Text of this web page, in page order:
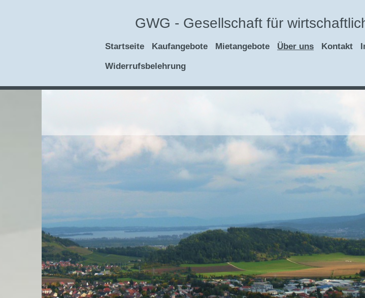
GWG - Gesellschaft für
Startseite Kaufangebote Mietangebote Über uns Kontakt
Widerrufsbelehrung
........Ihr